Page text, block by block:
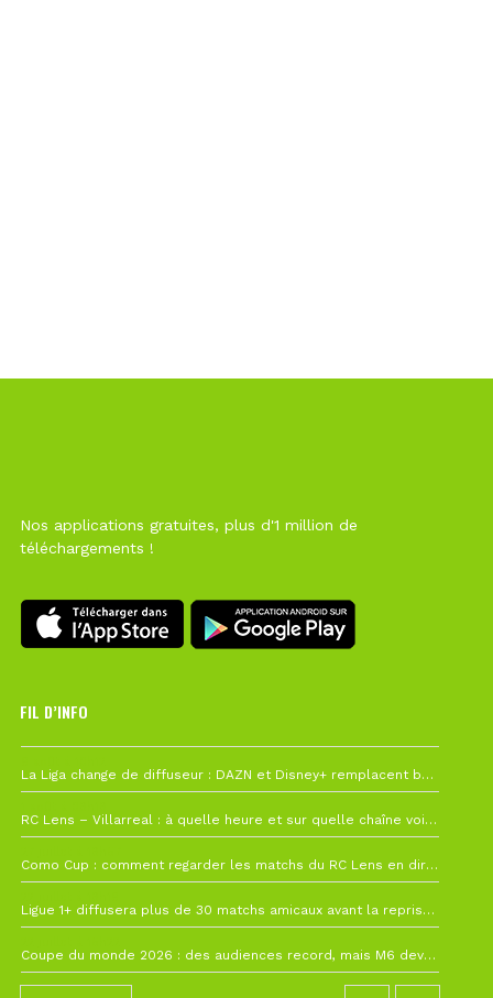
Nos applications gratuites, plus d'1 million de
téléchargements !
FIL D’INFO
La Liga change de diffuseur : DAZN et Disney+ remplacent beIN Sports !
RC Lens – Villarreal : à quelle heure et sur quelle chaîne voir la finale de la Como Cup ?
Como Cup : comment regarder les matchs du RC Lens en direct ?
Ligue 1+ diffusera plus de 30 matchs amicaux avant la reprise de la Ligue 1
Coupe du monde 2026 : des audiences record, mais M6 devrait perdre très gros !